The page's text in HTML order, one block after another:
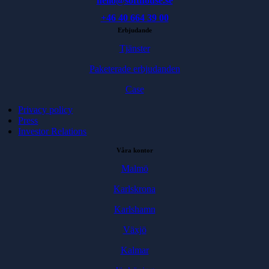
+46 40 664 39 00
Erbjudande
Tjänster
Paketerade erbjudanden
Case
Privacy policy
Press
Investor Relations
Våra kontor
Malmö
Karlskrona
Karlshamn
Växjö
Kalmar